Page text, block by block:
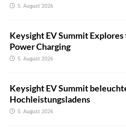
5. August 2026
Keysight EV Summit
Power Charging
5. August 2026
Keysight EV Summit
Hochleistungsladens
5. August 2026